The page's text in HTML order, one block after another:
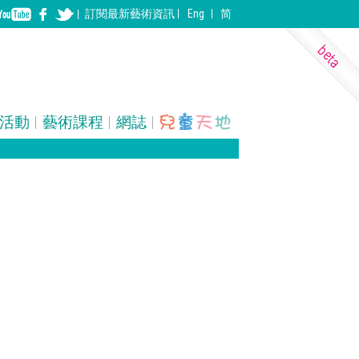
訂閱最新藝術資訊 Eng 简
動 藝術課程 網誌